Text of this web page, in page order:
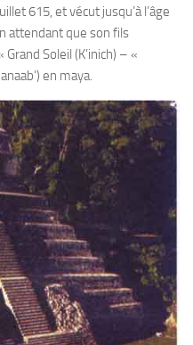
615, et vécut jusqu’à l’âge
attendant que son fils
Soleil (K’inich) – «
en maya.